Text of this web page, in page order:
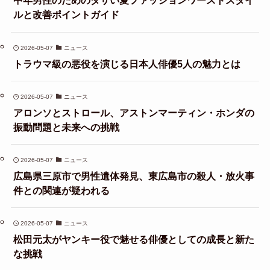
ルと改善ポイントガイド
2026-05-07 ニュース
トラウマ級の悪役を演じる日本人俳優5人の魅力とは
2026-05-07 ニュース
アロンソとストロール、アストンマーティン・ホンダの
振動問題と未来への挑戦
2026-05-07 ニュース
広島県三原市で男性遺体発見、東広島市の殺人・放火事
件との関連が疑われる
2026-05-07 ニュース
松田元太がヤンキー役で魅せる俳優としての成長と新た
な挑戦